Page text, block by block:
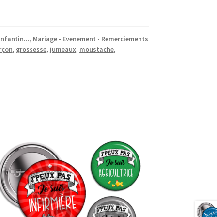
, Mariage - Evenement - Remerciements
, grossesse, jumeaux, moustache,